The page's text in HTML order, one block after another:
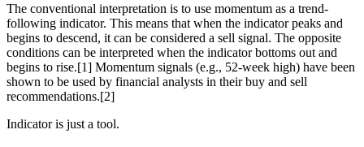
The conventional interpretation is to use momentum as a trend-
following indicator. This means that when the indicator peaks and
begins to descend, it can be considered a sell signal. The opposite
conditions can be interpreted when the indicator bottoms out and
begins to rise.[1] Momentum signals (e.g., 52-week high) have been
shown to be used by financial analysts in their buy and sell
recommendations.[2]
Indicator is just a tool.